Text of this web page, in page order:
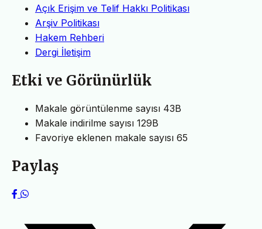
Açık Erişim ve Telif Hakkı Politikası
Arşiv Politikası
Hakem Rehberi
Dergi İletişim
Etki ve Görünürlük
Makale görüntülenme sayısı 43B
Makale indirilme sayısı 129B
Favoriye eklenen makale sayısı 65
Paylaş